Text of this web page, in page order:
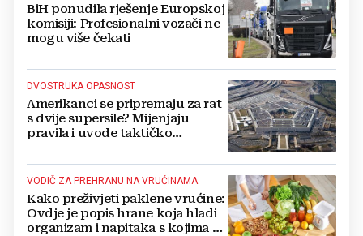
BiH ponudila rješenje Europskoj
komisiji: Profesionalni vozači ne
mogu više čekati
DVOSTRUKA OPASNOST
Amerikanci se pripremaju za rat
s dvije supersile? Mijenjaju
pravila i uvode taktičko
VODIČ ZA PREHRANU NA VRUĆINAMA
Kako preživjeti paklene vrućine:
Ovdje je popis hrane koja hladi
organizam i napitaka s kojima si